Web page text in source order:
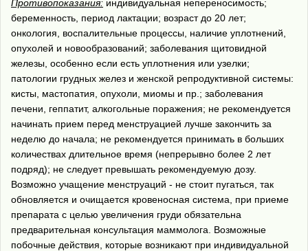
Противопоказания: индивидуальная непереносимость;
беременность, период лактации; возраст до 20 лет;
онкология, воспалительные процессы, наличие уплотнений,
опухолей и новообразований; заболевания щитовидной
железы, особенно если есть уплотнения или узелки;
патологии грудных желез и женской репродуктивной системы:
кисты, мастопатия, опухоли, миомы и пр.; заболевания
печени, геппатит, алкогольные поражения; не рекомендуется
начинать прием перед менструацией лучше закончить за
неделю до начала; не рекомендуется принимать в больших
количествах длительное время (непрерывно более 2 лет
подряд); не следует превышать рекомендуемую дозу.
Возможно учащение менструаций - не стоит пугаться, так
обновляется и очищается кровеносная система, при приеме
препарата с целью увеличения груди обязательна
предварительная консультация маммолога. Возможные
побочные действия, которые возникают при индивидуальной